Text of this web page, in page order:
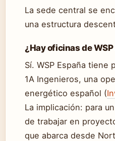
La sede central se
una estructura
¿Hay oficinas de
Sí. WSP España
1A Ingenieros, una
energético español (
La implicación: para
de trabajar en
que abarca desde